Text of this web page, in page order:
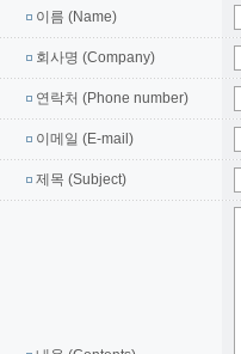
이름 (Name)
회사명 (Company)
연락처 (Phone number)
이메일 (E-mail)
제목 (Subject)